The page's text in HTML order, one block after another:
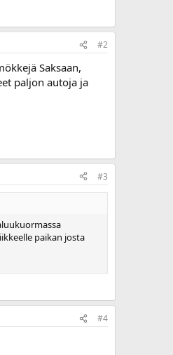
#2
Saksaan,
paljon autoja ja
#3
paikan josta
#4